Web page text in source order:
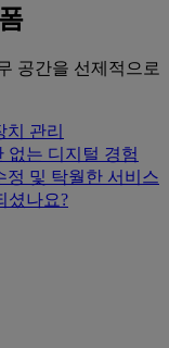
공간을 선제적으로
치 관리
없는 디지털 경험
정 및 탁월한 서비스
셨나요?